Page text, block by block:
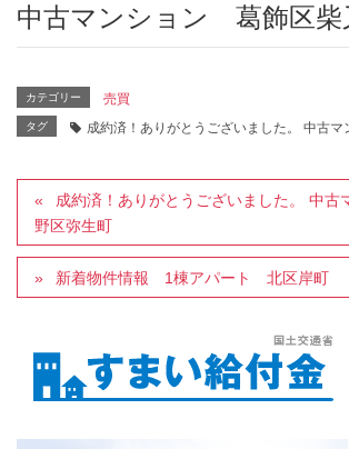
中古マンション 葛飾区柴
カテゴリー 売買
タグ 成約済！ありがとうございました。 中古
成約済！ありがとうございました。 中
野区弥生町
新着物件情報 1棟アパート 北区岸町